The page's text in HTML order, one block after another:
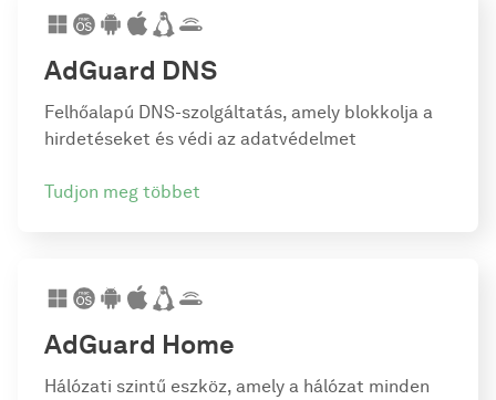
AdGuard DNS
Felhőalapú DNS-szolgáltatás, amely blokkolja a
hirdetéseket és védi az adatvédelmet
Tudjon meg többet
AdGuard Home
Hálózati szintű eszköz, amely a hálózat minden